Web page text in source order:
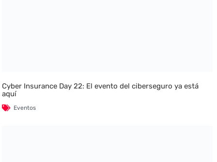
Cyber Insurance Day 22: El evento del ciberseguro ya está
aquí
Eventos